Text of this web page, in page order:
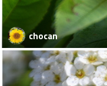
chocan